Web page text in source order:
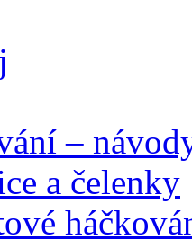
–
a čelenky